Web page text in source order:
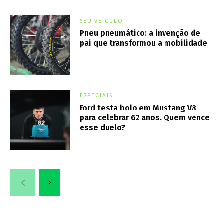
SEU VEÍCULO
Pneu pneumático: a invenção de
pai que transformou a mobilidade
ESPECIAIS
Ford testa bolo em Mustang V8
para celebrar 62 anos. Quem vence
esse duelo?